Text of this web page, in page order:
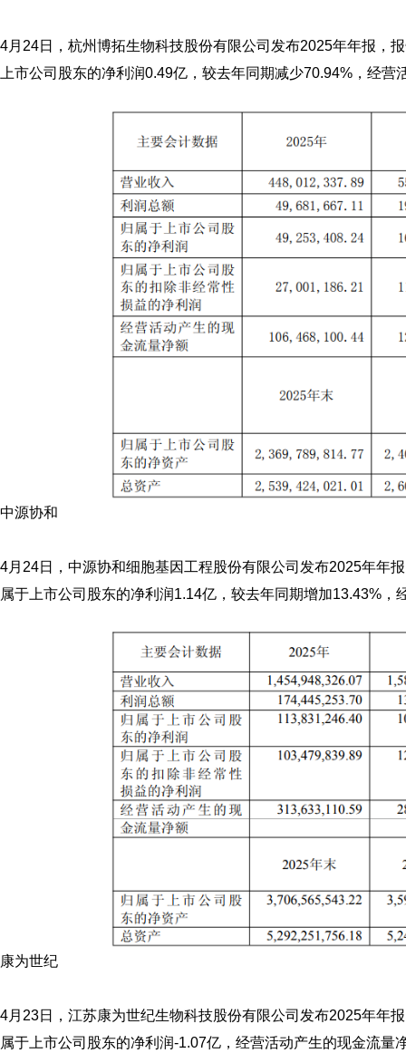
4月24日，杭州博拓生物科技股份有限公司发布2025年年报，
上市公司股东的净利润0.49亿，较去年同期减少70.94%，经
中源协和
4月24日，中源协和细胞基因工程股份有限公司发布2025年年
属于上市公司股东的净利润1.14亿，较去年同期增加13.43%
康为世纪
4月23日，江苏康为世纪生物科技股份有限公司发布2025年年
属于上市公司股东的净利润-1.07亿，经营活动产生的现金流量